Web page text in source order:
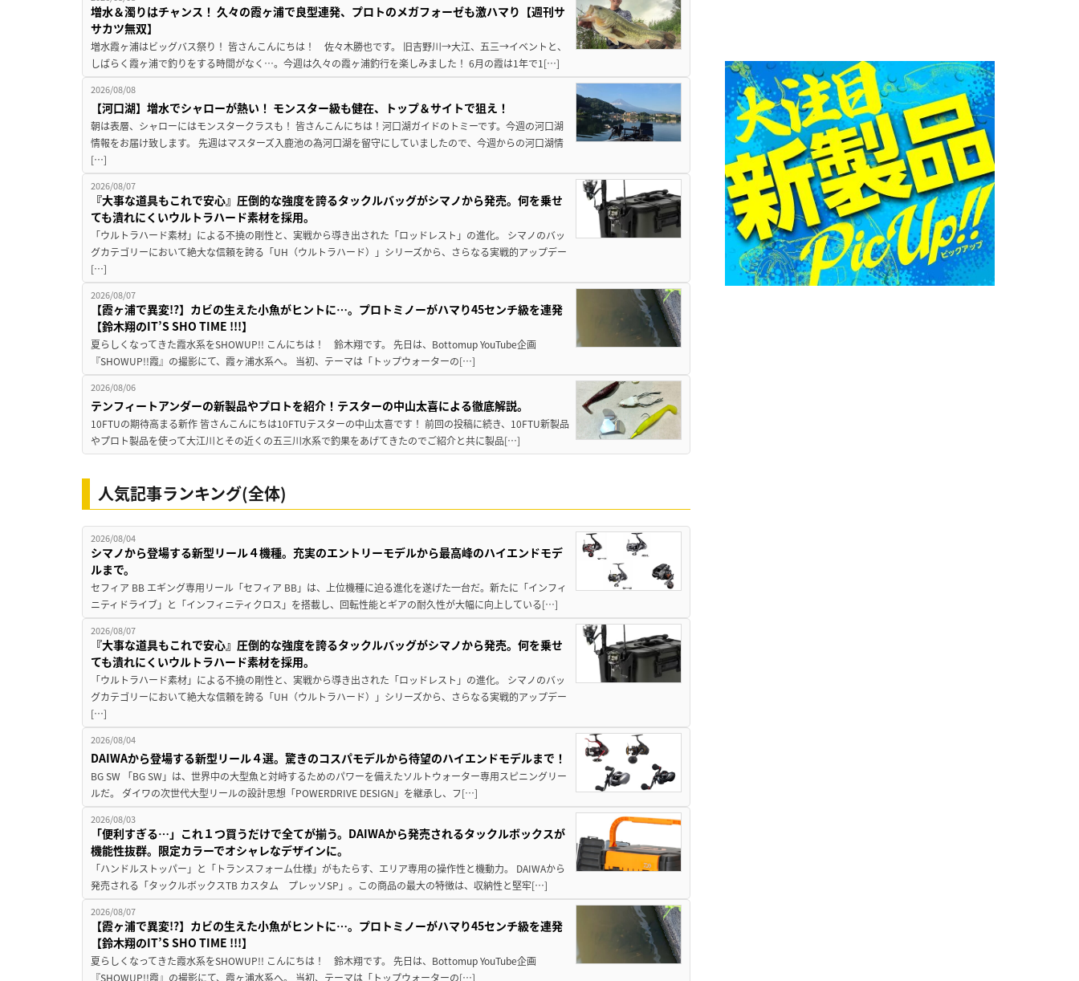
増水＆濁りはチャンス！ 久々の霞ヶ浦で良型連発、プロトのメガフォーゼも激ハマり【週刊サ
サカツ無双】
増水霞ヶ浦はビッグバス祭り！ 皆さんこんにちは！ 佐々木勝也です。 旧吉野川→大江、五三→イベントと、
しばらく霞ヶ浦で釣りをする時間がなく…。今週は久々の霞ヶ浦釣行を楽しみました！ 6月の霞は1年で1[…]
2026/08/08
【河口湖】増水でシャローが熱い！ モンスター級も健在、トップ＆サイトで狙え！
朝は表層、シャローにはモンスタークラスも！ 皆さんこんにちは！河口湖ガイドのトミーです。今週の河口湖
情報をお届け致します。 先週はマスターズ入鹿池の為河口湖を留守にしていましたので、今週からの河口湖情
[…]
2026/08/07
『大事な道具もこれで安心』圧倒的な強度を誇るタックルバッグがシマノから発売。何を乗せ
ても潰れにくいウルトラハード素材を採用。
「ウルトラハード素材」による不撓の剛性と、実戦から導き出された「ロッドレスト」の進化。 シマノのバッ
グカテゴリーにおいて絶大な信頼を誇る「UH（ウルトラハード）」シリーズから、さらなる実戦的アップデー
[…]
2026/08/07
【霞ヶ浦で異変!?】カビの生えた小魚がヒントに…。プロトミノーがハマり45センチ級を連発
【鈴木翔のIT’S SHO TIME !!!】
夏らしくなってきた霞水系をSHOWUP!! こんにちは！ 鈴木翔です。 先日は、Bottomup YouTube企画
『SHOWUP!!霞』の撮影にて、霞ヶ浦水系へ。 当初、テーマは「トップウォーターの[…]
2026/08/06
テンフィートアンダーの新製品やプロトを紹介！テスターの中山太喜による徹底解説。
10FTUの期待高まる新作 皆さんこんにちは10FTUテスターの中山太喜です！ 前回の投稿に続き、10FTU新製品
やプロト製品を使って大江川とその近くの五三川水系で釣果をあげてきたのでご紹介と共に製品[…]
人気記事ランキング(全体)
2026/08/04
シマノから登場する新型リール４機種。充実のエントリーモデルから最高峰のハイエンドモデ
ルまで。
セフィア BB エギング専用リール「セフィア BB」は、上位機種に迫る進化を遂げた一台だ。新たに「インフィ
ニティドライブ」と「インフィニティクロス」を搭載し、回転性能とギアの耐久性が大幅に向上している[…]
2026/08/07
『大事な道具もこれで安心』圧倒的な強度を誇るタックルバッグがシマノから発売。何を乗せ
ても潰れにくいウルトラハード素材を採用。
「ウルトラハード素材」による不撓の剛性と、実戦から導き出された「ロッドレスト」の進化。 シマノのバッ
グカテゴリーにおいて絶大な信頼を誇る「UH（ウルトラハード）」シリーズから、さらなる実戦的アップデー
[…]
2026/08/04
DAIWAから登場する新型リール４選。驚きのコスパモデルから待望のハイエンドモデルまで！
BG SW 「BG SW」は、世界中の大型魚と対峙するためのパワーを備えたソルトウォーター専用スピニングリー
ルだ。 ダイワの次世代大型リールの設計思想「POWERDRIVE DESIGN」を継承し、フ[…]
2026/08/03
「便利すぎる…」これ１つ買うだけで全てが揃う。DAIWAから発売されるタックルボックスが
機能性抜群。限定カラーでオシャレなデザインに。
「ハンドルストッパー」と「トランスフォーム仕様」がもたらす、エリア専用の操作性と機動力。 DAIWAから
発売される「タックルボックスTB カスタム プレッソSP」。この商品の最大の特徴は、収納性と堅牢[…]
2026/08/07
【霞ヶ浦で異変!?】カビの生えた小魚がヒントに…。プロトミノーがハマり45センチ級を連発
【鈴木翔のIT’S SHO TIME !!!】
夏らしくなってきた霞水系をSHOWUP!! こんにちは！ 鈴木翔です。 先日は、Bottomup YouTube企画
『SHOWUP!!霞』の撮影にて、霞ヶ浦水系へ。 当初、テーマは「トップウォーターの[…]